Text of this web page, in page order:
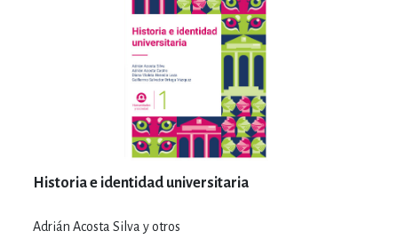
Historia e identidad universitaria
Adrián Acosta Silva y otros